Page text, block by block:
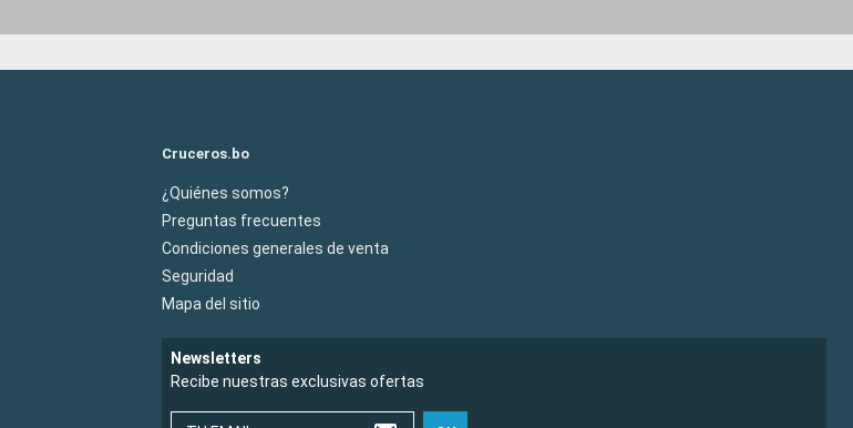
Cruceros.bo
¿Quiénes somos?
Preguntas frecuentes
Condiciones generales de venta
Seguridad
Mapa del sitio
Newsletters
Recibe nuestras exclusivas ofertas